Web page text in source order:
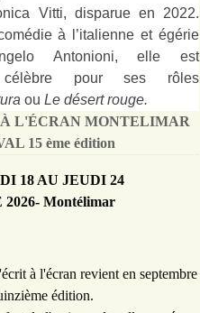
Vitti, disparue en 2022.
à l’italienne et égérie
Antonioni, elle est
célèbre pour ses rôles
ou Le désert rouge.
L'ÉCRAN MONTELIMAR
15 ème édition
18 AU JEUDI 24
Montélimar
à l'écran revient en septembre
édition.